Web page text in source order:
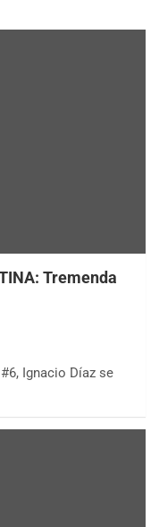
Tremenda
Ignacio Díaz se